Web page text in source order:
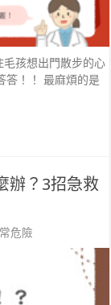
孩想出門散步的心
答！！ 最麻煩的是
辦？3招急救
危險